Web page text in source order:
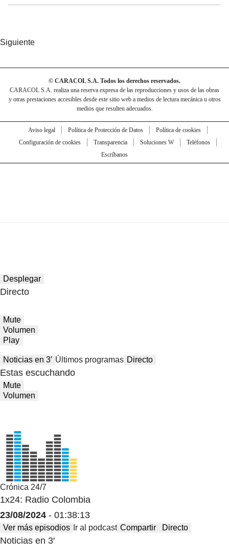
Siguiente
© CARACOL S.A. Todos los derechos reservados.
CARACOL S.A. realiza una reserva expresa de las reproducciones y usos de las obras
y otras prestaciones accesibles desde este sitio web a medios de lectura mecánica u otros
medios que resulten adecuados.
Aviso legal Política de Protección de Datos
Política de cookies
Configuración de cookies
Transparencia Soluciones W
Teléfonos
Escríbanos
Desplegar
Directo
Mute
Volumen
Play
Noticias en 3′ Últimos programas Directo
Estas escuchando
Mute
Volumen
Crónica 24/7
1x24: Radio Colombia
23/08/2024 - 01:38:13
Ver más episodios Ir al podcast Compartir Directo
Noticias en 3′